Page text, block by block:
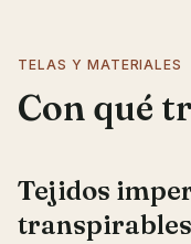
TELAS Y MATERIALES
Con qué
Tejidos
transpirables